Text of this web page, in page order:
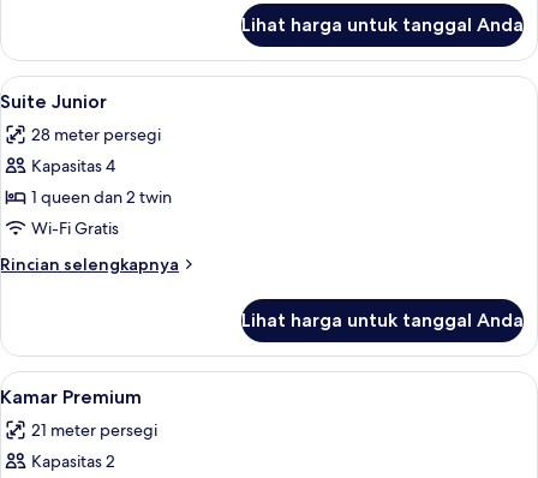
Kamar
Triple
Eksekutif
Lihat harga untuk tanggal Anda
Lihat
semua
foto
untuk
Suite
Junior
Minibar, brankas, Wi-Fi gratis, dan
7
Suite Junior
28 meter persegi
Kapasitas 4
1 queen dan 2 twin
Wi-Fi Gratis
Rincian selengkapnya
Rincian
Suite
Junior
Lihat harga untuk tanggal Anda
Lihat
semua
foto
untuk
Minibar, brankas, Wi-Fi gratis, dan
7
Kamar Premium
21 meter persegi
Kapasitas 2